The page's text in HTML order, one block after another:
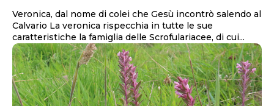
Veronica, dal nome di colei che Gesù incontrò salendo al
Calvario La veronica rispecchia in tutte le sue
caratteristiche la famiglia delle Scrofulariacee, di cui...